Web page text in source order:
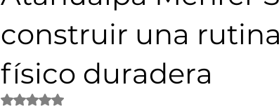
construir una
físico duradera
Obtuvo NaN de 5 estrellas.